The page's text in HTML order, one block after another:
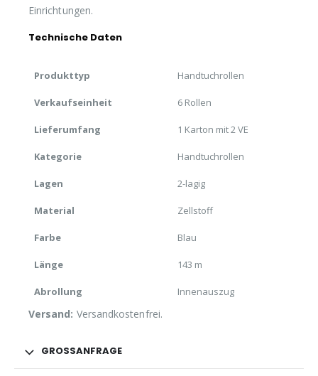
Einrichtungen.
Technische Daten
Produkttyp Handtuchrollen
Verkaufseinheit 6 Rollen
Lieferumfang 1 Karton mit 2 VE
Kategorie Handtuchrollen
Lagen 2-lagig
Material Zellstoff
Farbe Blau
Länge 143 m
Abrollung Innenauszug
Versand: Versandkostenfrei.
GROSSANFRAGE